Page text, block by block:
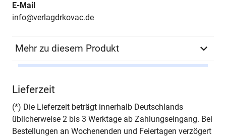
E-Mail
info@verlagdrkovac.de
Mehr zu diesem Produkt
Lis, Damian Mrowinski
(Hrsg.)
Lieferzeit
(*) Die Lieferzeit beträgt innerhalb Deutschlands
üblicherweise 2 bis 3 Werktage ab Zahlungseingang. Bei
Bestellungen an Wochenenden und Feiertagen verzögert